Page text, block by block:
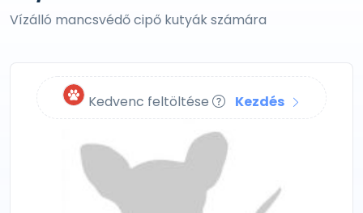
Vízálló mancsvédő cipő kutyák számára
Kedvenc feltöltése Kezdés